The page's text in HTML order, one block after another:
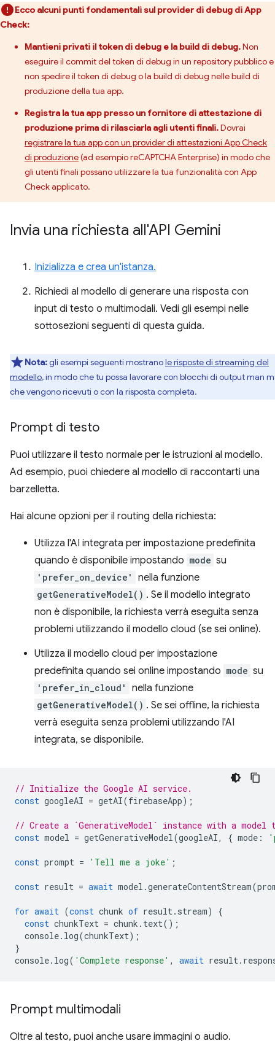
Ecco alcuni punti fondamentali sul provider di debug di App
Check:
Mantieni privati il token di debug e la build di debug.Non
eseguire il commit del token di debug in un repository pubblico e
non spedire il token di debug o la build di debug nelle build di
produzione della tua app.
Registra la tua app presso un fornitore di attestazione di
produzione prima di rilasciarla agli utenti finali.Dovrai
registrare la tua app con un provider di attestazioni App Check
di produzione(ad esempio reCAPTCHA Enterprise) in modo che
gli utenti finali possano utilizzare la tua funzionalità con App
Check applicato.
Invia una richiesta all'API Gemini
Inizializza e crea un'istanza.
Richiedi al modello di generare una risposta con
input di testo o multimodali. Vedi gli esempi nelle
sottosezioni seguenti di questa guida.
Nota:gli esempi seguenti mostranole risposte di streaming del
modello, in modo che tu possa lavorare con blocchi di output man
che vengono ricevuti o con la risposta completa.
Prompt di testo
Puoi utilizzare il testo normale per le istruzioni al modello.
Ad esempio, puoi chiedere al modello di raccontarti una
barzelletta.
Hai alcune opzioni per il routing della richiesta:
Utilizza l'AI integrata per impostazione predefinita
quando è disponibile impostando mode su
'prefer_on_device' nella funzione
getGenerativeModel() . Se il modello integrato
non è disponibile, la richiesta verrà eseguita senza
problemi utilizzando il modello cloud (se sei online).
Utilizza il modello cloud per impostazione
predefinita quando sei online impostando mode su
'prefer_in_cloud' nella funzione
getGenerativeModel() . Se sei offline, la richiesta
verrà eseguita senza problemi utilizzando l'AI
integrata, se disponibile.
// Initialize the Google AI service.
const googleAI = getAI(firebaseApp);
// Create a `GenerativeModel` instance with a model
const model = getGenerativeModel(googleAI, { mode :
const prompt = 'Tell me a joke' ;
const result = await model .generateContentStream(
for await (const chunk of result. stream)
{
const chunkText = chunk . text();
console. log(chunkText);
}
console. log( 'Complete response' , await result.
Prompt multimodali
Oltre al testo, puoi anche usare immagini o audio.